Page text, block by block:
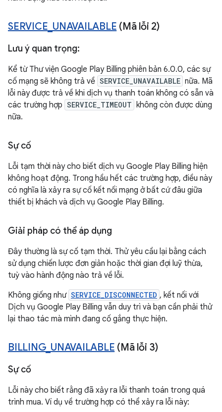
SERVICE UNAVAILABLE (Mã lỗi 2)
Lưu ý quan trọng:
Kể từ Thư viện Google Play Billing phiên bản 6.0.0, các sự
cố mạng sẽ không trả về SERVICE_UNAVAILABLE nữa. Mã
lỗi này được trả về khi dịch vụ thanh toán không có sẵn và
các trường hợp SERVICE_TIMEOUT không còn được dùng
nữa.
Sự cố
Lỗi tạm thời này cho biết dịch vụ Google Play Billing hiện
không hoạt động. Trong hầu hết các trường hợp, điều này
có nghĩa là xảy ra sự cố kết nối mạng ở bất cứ đâu giữa
thiết bị khách và dịch vụ Google Play Billing.
Giải pháp có thể áp dụng
Đây thường là sự cố tạm thời. Thử yêu cầu lại bằng cách
sử dụng chiến lược đơn giản hoặc thời gian đợi luỹ thừa,
tuỳ vào hành động nào trả về lỗi.
Không giống như SERVICE_DISCONNECTED , kết nối với
Dịch vụ Google Play Billing vẫn duy trì và bạn cần phải thử
lại thao tác mà mình đang cố gắng thực hiện.
BILLING_ UNAVAILABLE (Mã lỗi 3)
Sự cố
Lỗi này cho biết rằng đã xảy ra lỗi thanh toán trong quá
trình mua. Ví dụ về trường hợp có thể xảy ra lỗi này: